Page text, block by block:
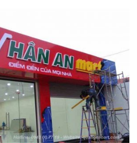
Làm Bảng
Thuốc Nghệ An Chuẩn
Làm Hộp
Mỏng Nghệ